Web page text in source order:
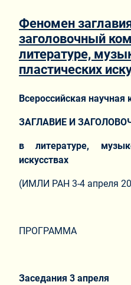
Феномен
заголовочный
литературе,
пластических
Всероссийская научная
ЗАГЛАВИЕ И
в литературе,
искусствах
(ИМЛИ РАН 3-4 апреля
ПРОГРАММА
Заседания 3 апреля